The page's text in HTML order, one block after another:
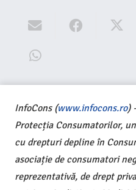
InfoCons (www.infocons.ro)
Protecția Consumatorilor,
cu drepturi depline în
asociație de consumatori
reprezentativă, de drept